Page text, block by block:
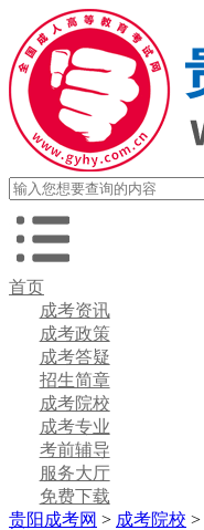
首页
成考资讯
成考政策
成考答疑
招生简章
成考院校
成考专业
考前辅导
服务大厅
免费下载
贵阳成考网 > 成考院校 >